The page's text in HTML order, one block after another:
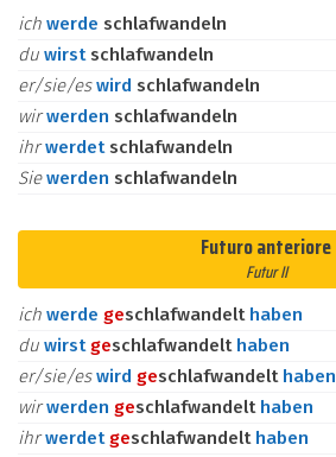
ich werde schlafwandeln
du wirst schlafwandeln
er/sie/eswird schlafwandeln
wirwerden schlafwandeln
ihrwerdet schlafwandeln
Siewerden schlafwandeln
Futuro anteriore
Futur II
ich werde geschlafwandelt haben
du wirst geschlafwandelt haben
er/sie/eswird geschlafwandelt haben
wirwerden geschlafwandelt haben
ihrwerdet geschlafwandelt haben